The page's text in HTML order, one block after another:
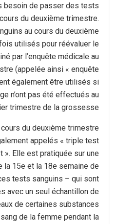
besoin de passer des tests
du deuxième trimestre.
au cours du deuxième
utilisés pour réévaluer le
par l’enquête médicale au
(appelée ainsi « enquête
également être utilisés si
n’ont pas été effectués au
trimestre de la grossesse.
du deuxième trimestre
appelés « triple test
». Elle est pratiquée sur une
la 15e et la 18e semaine de
tests sanguins – qui sont
avec un seul échantillon de
de certaines substances
de la femme pendant la